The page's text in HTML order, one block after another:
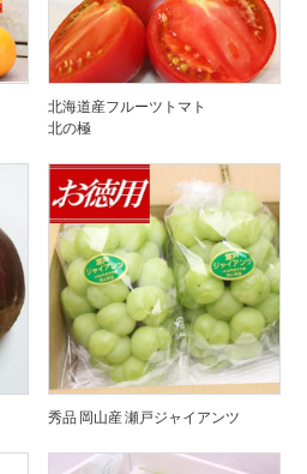
北海道産フルーツトマト
北の極
秀品 岡山産 瀬戸ジャイアンツ